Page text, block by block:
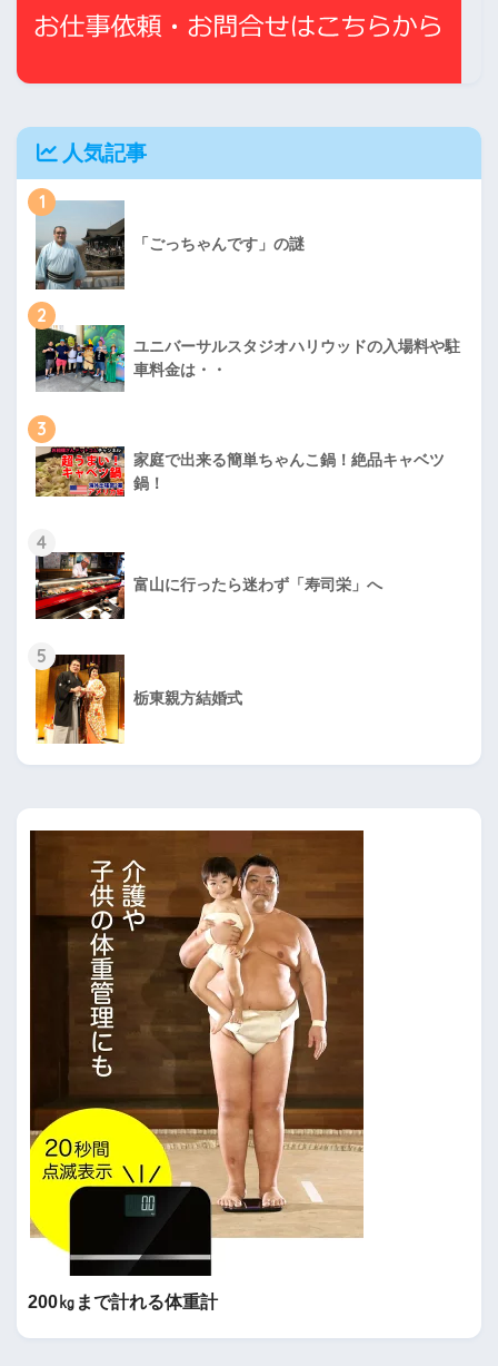
人気記事
1
「ごっちゃんです」の謎
2
ユニバーサルスタジオハリウッドの入場料や駐
車料金は・・
3
家庭で出来る簡単ちゃんこ鍋！絶品キャベツ
鍋！
4
富山に行ったら迷わず「寿司栄」へ
5
栃東親方結婚式
200㎏まで計れる体重計